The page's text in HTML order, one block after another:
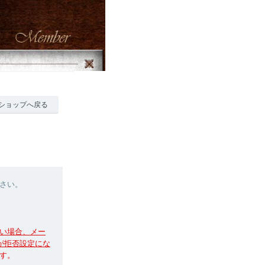
ョップへ戻る
い。
場合、メー
拒否設定にな
。